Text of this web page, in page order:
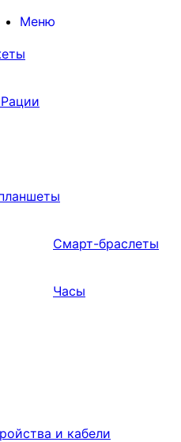
Меню
Смарт-браслеты
Часы
и кабели